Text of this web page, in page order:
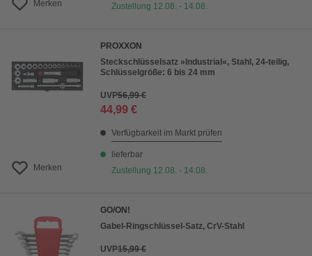
Merken
Zustellung 12.08. - 14.08.
Merken
PROXXON
Steckschlüsselsatz »Industrial«, Stahl, 24-teilig,
Schlüsselgröße: 6 bis 24 mm
UVP56,99 €
44,99 €
Verfügbarkeit im Markt prüfen
lieferbar
Zustellung 12.08. - 14.08.
GO/ON!
Gabel-Ringschlüssel-Satz, CrV-Stahl
UVP15,99 €